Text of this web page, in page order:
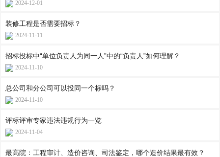
2024-12-01
装修工程是否需要招标？
2024-11-11
招标投标中“单位负责人为同一人”中的“负责人”如何理解？
2024-11-10
总公司和分公司可以投同一个标吗？
2024-11-10
评标评审专家违法违规行为一览
2024-11-04
最高院：工程审计、造价咨询、司法鉴定，哪个造价结果最有效？